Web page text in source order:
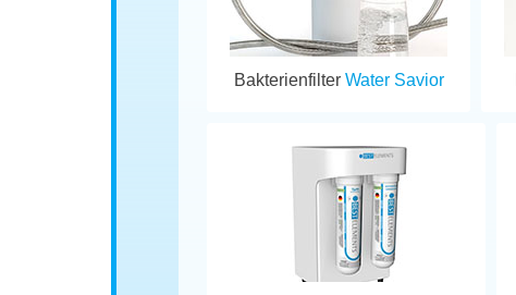
Bakterienfilter Water Savior